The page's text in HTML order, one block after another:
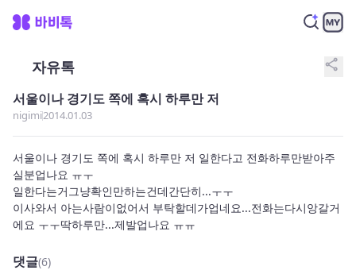
자유톡 share
서울이나 경기도 쪽에 혹시 하루만 저
nigimi2014.01.03
서울이나 경기도 쪽에 혹시 하루만 저 일한다고 전화하루만받아주
실분업나요 ㅠㅜ
일한다는거그냥확인만하는건데간단히...ㅜㅜ
이사와서 아는사람이없어서 부탁할데가업네요...전화는다시앙갈거
에요 ㅜㅜ딱하루만...제발업나요 ㅠㅠ
댓글(6)